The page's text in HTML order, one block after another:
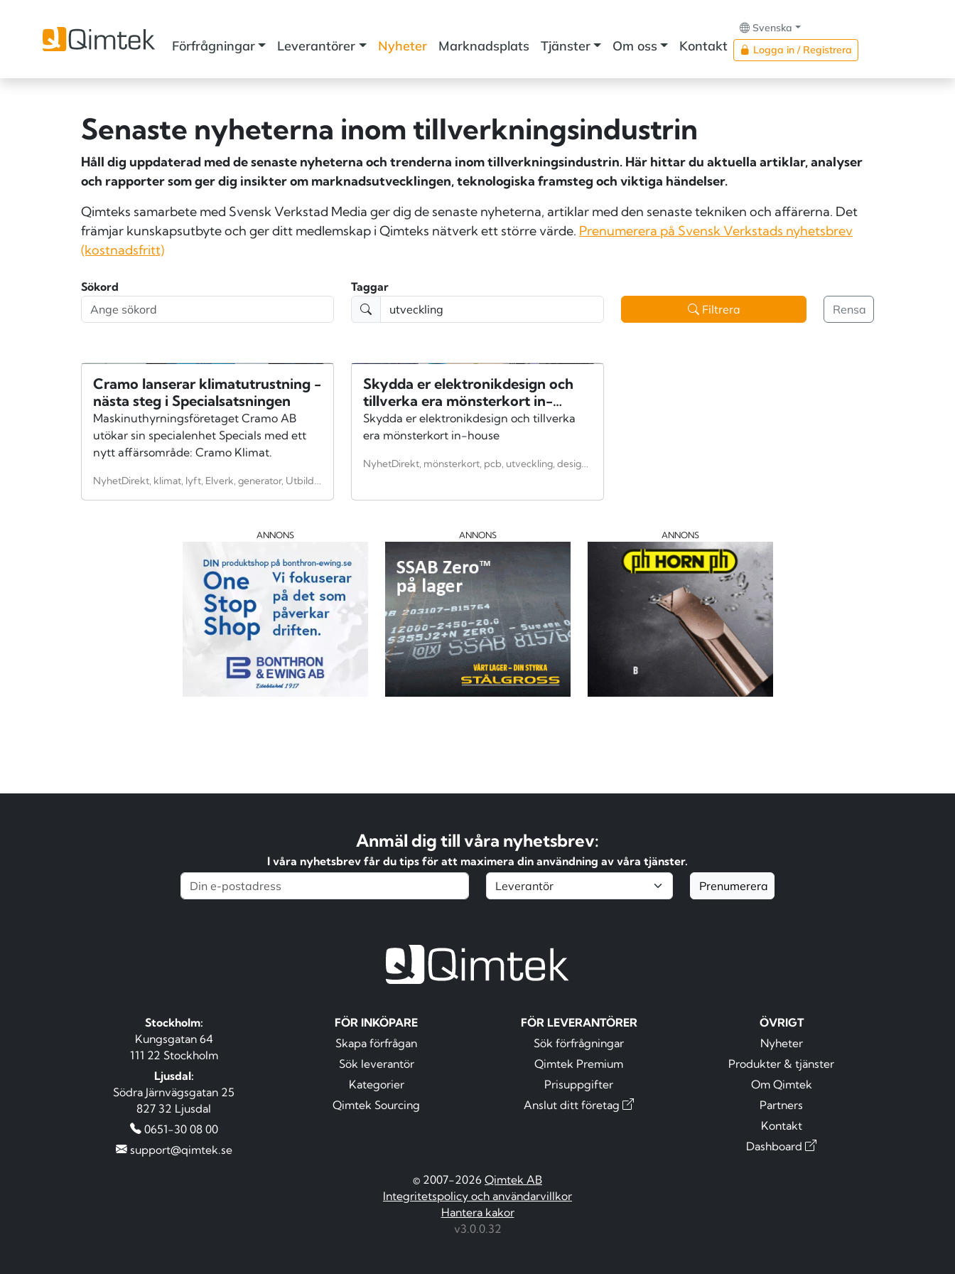
Förfrågningar Leverantörer Nyheter Marknadsplats Tjänster Om oss Kontakt
Svenska
Logga in / Registrera
Senaste nyheterna inom tillverknings­industrin
Håll dig uppdaterad med de senaste nyheterna och trenderna inom tillverkningsindustrin. Här hittar du aktuella artiklar, analyser
och rapporter som ger dig insikter om marknadsutvecklingen, teknologiska framsteg och viktiga händelser.
Qimteks samarbete med Svensk Verkstad Media ger dig de senaste nyheterna, artiklar med den senaste tekniken och affärerna. Det
främjar kunskapsutbyte och ger ditt medlemskap i Qimteks nätverk ett större värde. Prenumerera på Svensk Verkstads nyhetsbrev
(kostnadsfritt)
Sökord
Taggar
Filtrera
Rensa
Cramo lanserar klimatutrustning -
nästa steg i Specialsatsningen
Maskinuthyrningsföretaget Cramo AB
utökar sin specialenhet Specials med ett
nytt affärsområde: Cramo Klimat.
NyhetDirekt, klimat, lyft, Elverk, generator, Utbildning, industri, tillverkningsindustri, Verkstadsindustri, utveckling, kompetensutveckling
Skydda er elektronikdesign och
tillverka era mönsterkort in-
house
Skydda er elektronikdesign och tillverka
era mönsterkort in-house
NyhetDirekt, mönsterkort, pcb, utveckling, design, elektronikdesign, Elektronikindustri, elektronikutveckling, industriell elektronikutveckling, Solectro, LPKF
ANNONS ANNONS ANNONS
Anmäl dig till våra nyhetsbrev:
I våra nyhetsbrev får du tips för att maximera din användning av våra tjänster.
Prenumerera
Stockholm:
Kungsgatan 64
111 22 Stockholm
Ljusdal:
Södra Järnvägsgatan 25
827 32 Ljusdal
0651-30 08 00
support@qimtek.se
FÖR INKÖPARE
Skapa förfrågan
Sök leverantör
Kategorier
Qimtek Sourcing
FÖR LEVERANTÖRER
Sök förfrågningar
Qimtek Premium
Prisuppgifter
Anslut ditt företag
ÖVRIGT
Nyheter
Produkter & tjänster
Om Qimtek
Partners
Kontakt
Dashboard
© 2007-2026 Qimtek AB
Integritetspolicy och användarvillkor
Hantera kakor
v3.0.0.32